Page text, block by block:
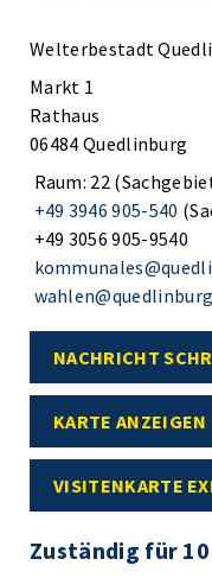
Welterbestadt
Markt 1
Rathaus
06484 Quedlinburg
Raum: 22
+49 3946 905-540
+49 3056 905-9540
NACHRICHT
KARTE ANZEIGEN
VISITENKARTE
Zuständig für